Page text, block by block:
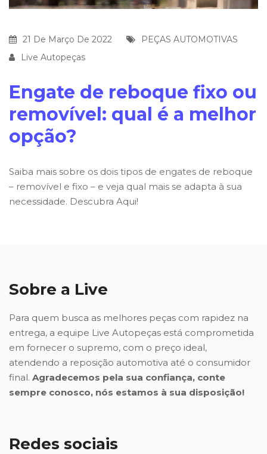
21 De Março De 2022
PEÇAS AUTOMOTIVAS
Live Autopeças
Engate de reboque fixo ou
removível: qual é a melhor
opção?
Saiba mais sobre os dois tipos de engates de reboque
– removível e fixo – e veja qual mais se adapta à sua
necessidade. Descubra Aqui!
Sobre a Live
Para quem busca as melhores peças com rapidez na
entrega, a equipe Live Autopeças está comprometida
em fornecer o supremo, com o preço ideal,
atendendo a reposição automotiva até o consumidor
final. Agradecemos pela sua confiança, conte
sempre conosco, nós estamos à sua disposição!
Redes sociais